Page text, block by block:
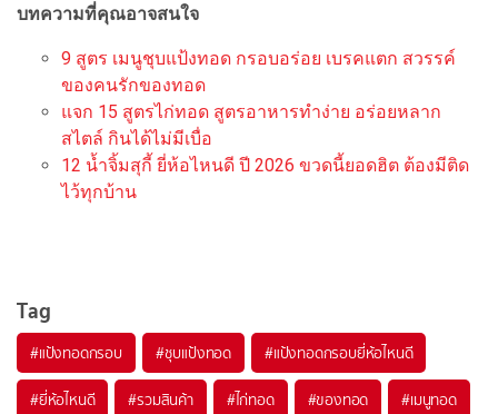
บทความที่คุณอาจสนใจ
9 สูตร เมนูชุบแป้งทอด กรอบอร่อย เบรคแตก สวรรค์
ของคนรักของทอด
แจก 15 สูตรไก่ทอด สูตรอาหารทำง่าย อร่อยหลาก
สไตล์ กินได้ไม่มีเบื่อ
12 น้ำจิ้มสุกี้ ยี่ห้อไหนดี ปี 2026 ขวดนี้ยอดฮิต ต้องมีติด
ไว้ทุกบ้าน
Tag
#แป้งทอดกรอบ #ชุบแป้งทอด #แป้งทอดกรอบยี่ห้อไหนดี
#ยี่ห้อไหนดี #รวมสินค้า #ไก่ทอด #ของทอด #เมนูทอด